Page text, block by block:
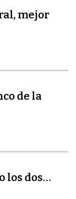
mejor
de la
los dos…